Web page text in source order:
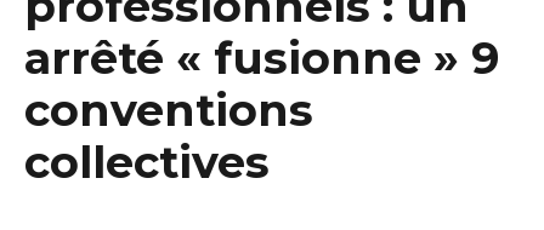
arrêté « fusionne » 9
conventions
collectives